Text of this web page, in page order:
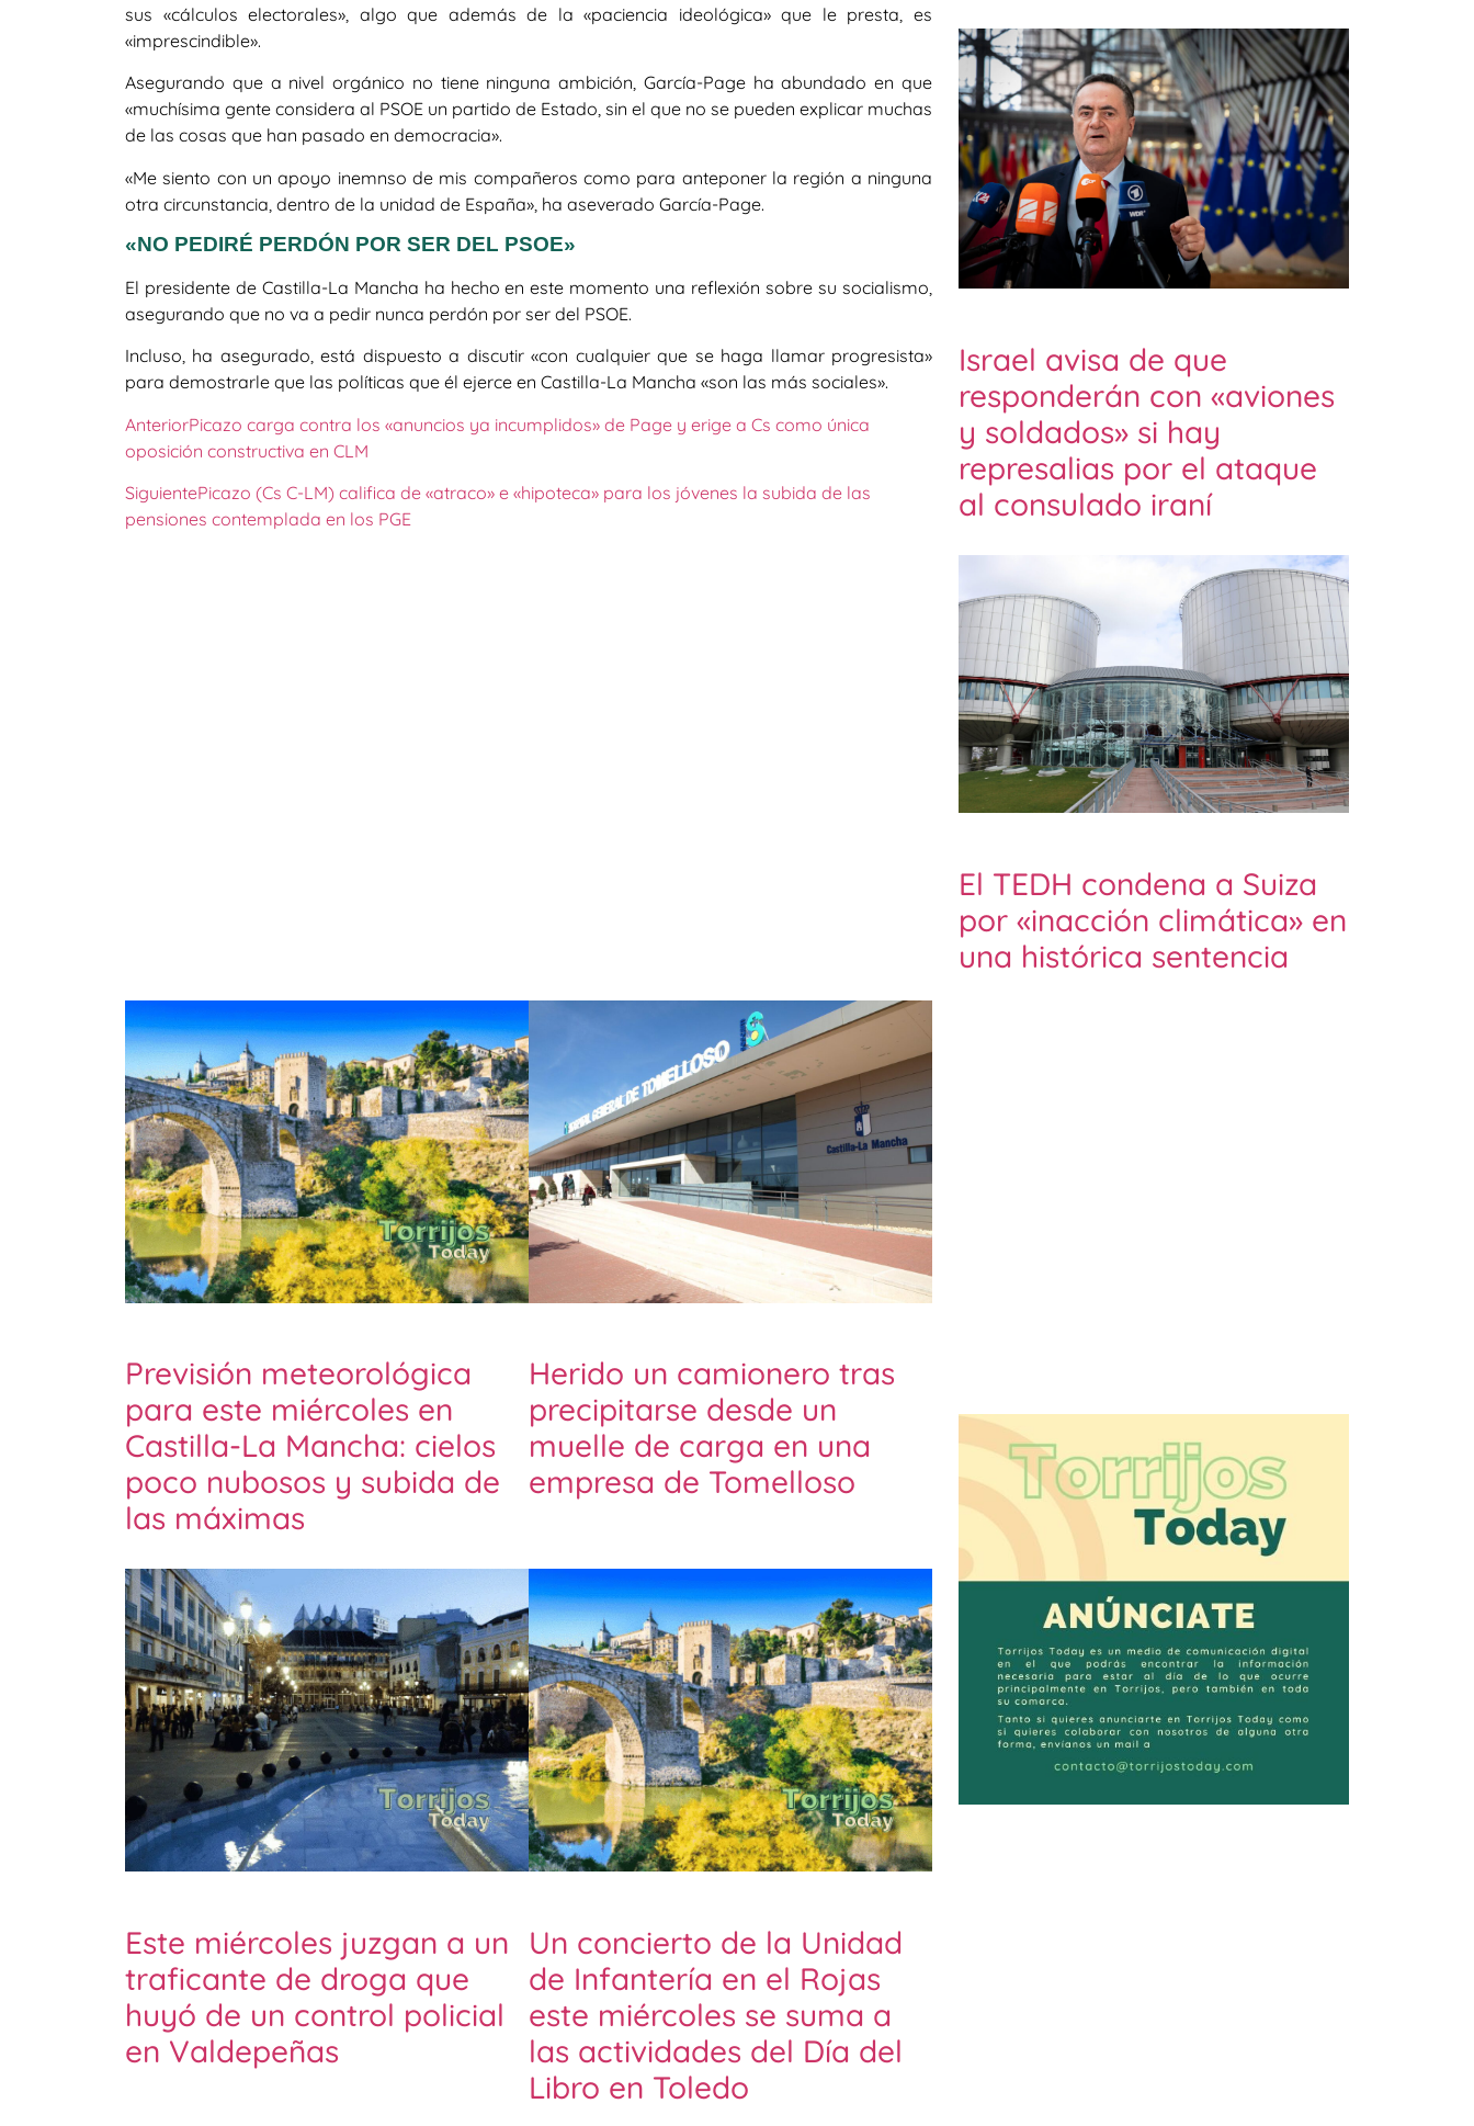
sus «cálculos electorales», algo que además de la «paciencia ideológica» que le presta, es
«imprescindible».
Asegurando que a nivel orgánico no tiene ninguna ambición, García-Page ha abundado en que
«muchísima gente considera al PSOE un partido de Estado, sin el que no se pueden explicar muchas
de las cosas que han pasado en democracia».
«Me siento con un apoyo inemnso de mis compañeros como para anteponer la región a ninguna
otra circunstancia, dentro de la unidad de España», ha aseverado García-Page.
«NO PEDIRÉ PERDÓN POR SER DEL PSOE»
El presidente de Castilla-La Mancha ha hecho en este momento una reflexión sobre su socialismo,
asegurando que no va a pedir nunca perdón por ser del PSOE.
Incluso, ha asegurado, está dispuesto a discutir «con cualquier que se haga llamar progresista»
para demostrarle que las políticas que él ejerce en Castilla-La Mancha «son las más sociales».
AnteriorPicazo carga contra los «anuncios ya incumplidos» de Page y erige a Cs como única
oposición constructiva en CLM
SiguientePicazo (Cs C-LM) califica de «atraco» e «hipoteca» para los jóvenes la subida de las
pensiones contemplada en los PGE
Previsión meteorológica
para este miércoles en
Castilla-La Mancha: cielos
poco nubosos y subida de
las máximas
Herido un camionero tras
precipitarse desde un
muelle de carga en una
empresa de Tomelloso
Este miércoles juzgan a un
traficante de droga que
huyó de un control policial
en Valdepeñas
Un concierto de la Unidad
de Infantería en el Rojas
este miércoles se suma a
las actividades del Día del
Libro en Toledo
Israel avisa de que
responderán con «aviones
y soldados» si hay
represalias por el ataque
al consulado iraní
El TEDH condena a Suiza
por «inacción climática» en
una histórica sentencia